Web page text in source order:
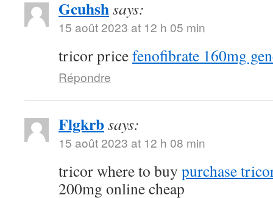
Gcuhshsays:
15 août 2023 at 12 h 05 min
tricor pricefenofibrate 160mg
Répondre
Flgkrbsays:
15 août 2023 at 12 h 08 min
tricor where to buy purchase
200mg online cheap